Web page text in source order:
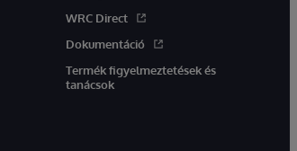
WRC Direct
Dokumentáció
Termék figyelmeztetések és
tanácsok